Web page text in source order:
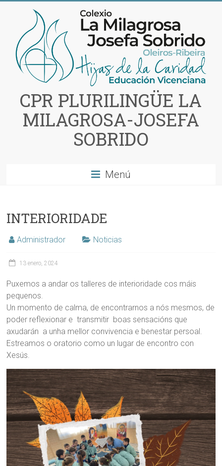
contenido
CPR PLURILINGÜE LA
MILAGROSA-JOSEFA
SOBRIDO
Menú
INTERIORIDADE
Administrador Noticias
13 enero, 2024
Puxemos a andar os talleres de interioridade cos máis
pequenos.
Un momento de calma, de encontrarnos a nós mesmos, de
poder reflexionar e transmitir boas sensacións que
axudarán a unha mellor convivencia e benestar persoal.
Estreamos o oratorio como un lugar de encontro con
Xesús.